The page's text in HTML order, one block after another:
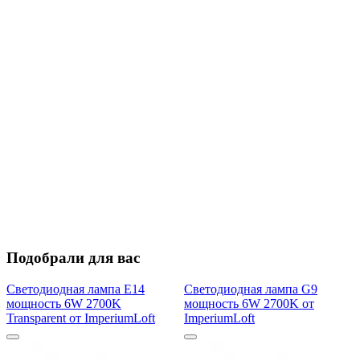
Подобрали для вас
Светодиодная лампа E14
мощность 6W 2700K
Transparent от ImperiumLoft
Светодиодная лампа G9
мощность 6W 2700K от
ImperiumLoft